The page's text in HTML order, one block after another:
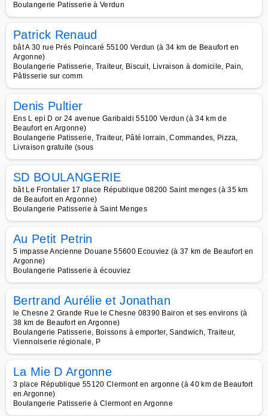
Boulangerie Patisserie à Verdun
Patrick Renaud
bât A 30 rue Prés Poincaré 55100 Verdun (à 34 km de Beaufort en
Argonne)
Boulangerie Patisserie, Traiteur, Biscuit, Livraison à domicile, Pain,
Pâtisserie sur comm
Denis Pultier
Ens L epi D or 24 avenue Garibaldi 55100 Verdun (à 34 km de
Beaufort en Argonne)
Boulangerie Patisserie, Traiteur, Pâté lorrain, Commandes, Pizza,
Livraison gratuite (sous
SD BOULANGERIE
bât Le Frontalier 17 place République 08200 Saint menges (à 35 km
de Beaufort en Argonne)
Boulangerie Patisserie à Saint Menges
Au Petit Petrin
5 impasse Ancienne Douane 55600 Ecouviez (à 37 km de Beaufort en
Argonne)
Boulangerie Patisserie à écouviez
Bertrand Aurélie et Jonathan
le Chesne 2 Grande Rue le Chesne 08390 Bairon et ses environs (à
38 km de Beaufort en Argonne)
Boulangerie Patisserie, Boissons à emporter, Sandwich, Traiteur,
Viennoiserie régionale, P
La Mie D Argonne
3 place République 55120 Clermont en argonne (à 40 km de Beaufort
en Argonne)
Boulangerie Patisserie à Clermont en Argonne